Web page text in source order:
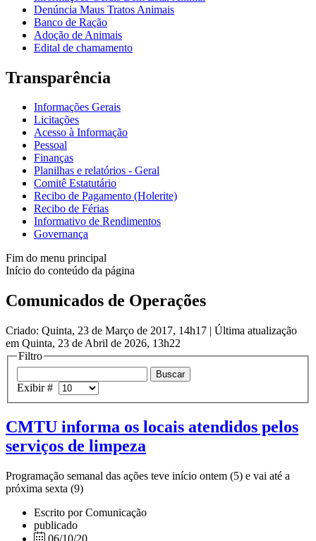
Denúncia Maus Tratos Animais
Banco de Ração
Adoção de Animais
Edital de chamamento
Transparência
Informações Gerais
Licitações
Acesso à Informação
Pessoal
Finanças
Planilhas e relatórios - Geral
Comitê Estatutário
Recibo de Pagamento (Holerite)
Recibo de Férias
Informativo de Rendimentos
Governança
Fim do menu principal
Início do conteúdo da página
Comunicados de Operações
Criado: Quinta, 23 de Março de 2017, 14h17 | Última atualização
em Quinta, 23 de Abril de 2026, 13h22
Filtro
Exibir #
CMTU informa os locais atendidos pelos
serviços de limpeza
Programação semanal das ações teve início ontem (5) e vai até a
próxima sexta (9)
Escrito por Comunicação
publicado
06/10/20